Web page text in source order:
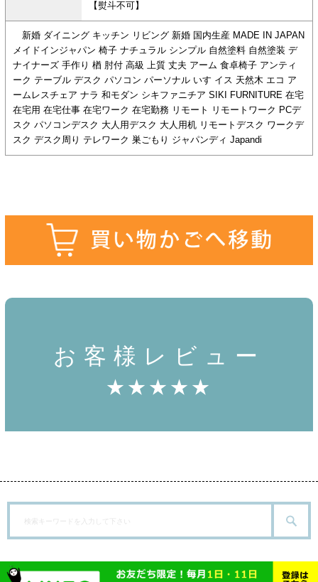
【熨斗不可】
新婚 ダイニング キッチン リビング 新婚 国内生産 MADE IN JAPAN
メイドインジャパン 椅子 ナチュラル シンプル 自然塗料 自然塗装 デ
ナイナーズ 手作り 楢 肘付 高級 上質 丈夫 アーム 食卓椅子 アンティ
ーク テーブル デスク パソコン パーソナル いす イス 天然木 エコ ア
ームレスチェア ナラ 和モダン シキファニチア SIKI FURNITURE 在宅
在宅用 在宅仕事 在宅ワーク 在宅勤務 リモート リモートワーク PCデ
スク パソコンデスク 大人用デスク 大人用机 リモートデスク ワークデ
スク デスク周り テレワーク 巣ごもり ジャパンディ Japandi
お客様レビュー
★★★★★